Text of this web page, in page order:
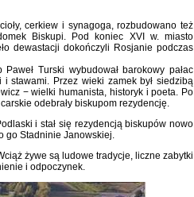
cerkiew i synagoga, rozbudowano też
Biskupi. Pod koniec XVI w. miasto
dewastacji dokończyli Rosjanie podczas
Turski wybudował barokowy pałac
stawami. Przez wieki zamek był siedzibą
− wielki humanista, historyk i poeta. Po
odebrały biskupom rezydencję.
i stał się rezydencją biskupów nowo
go Stadninie Janowskiej.
żywe są ludowe tradycje, liczne zabytki
i odpoczynek.